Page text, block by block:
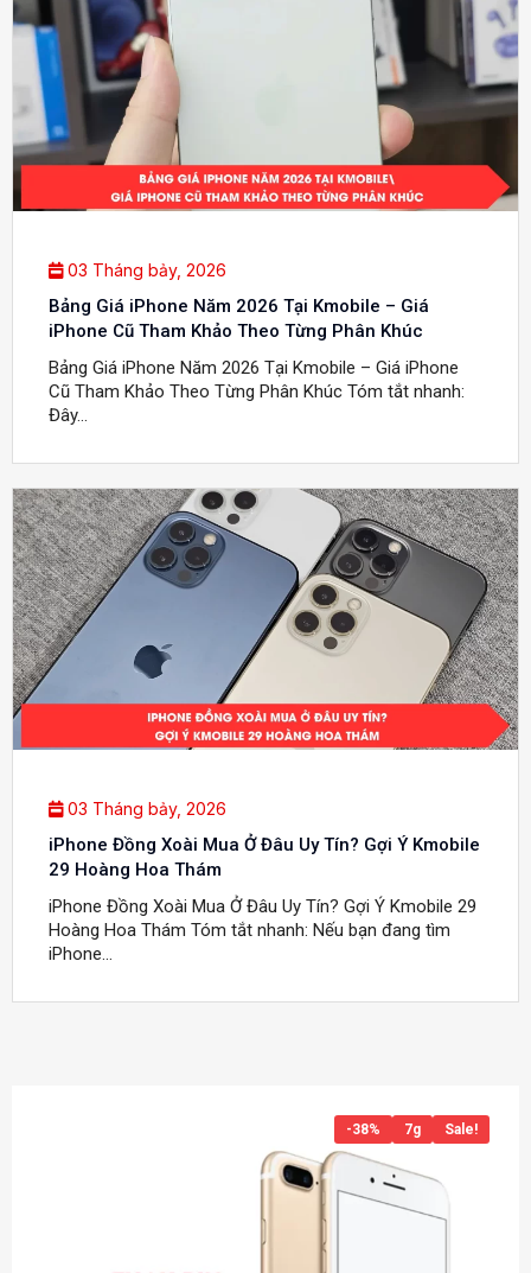
03 Tháng bảy, 2026
Bảng Giá iPhone Năm 2026 Tại Kmobile – Giá
iPhone Cũ Tham Khảo Theo Từng Phân Khúc
Bảng Giá iPhone Năm 2026 Tại Kmobile – Giá iPhone
Cũ Tham Khảo Theo Từng Phân Khúc Tóm tắt nhanh:
Đây...
03 Tháng bảy, 2026
iPhone Đồng Xoài Mua Ở Đâu Uy Tín? Gợi Ý Kmobile
29 Hoàng Hoa Thám
iPhone Đồng Xoài Mua Ở Đâu Uy Tín? Gợi Ý Kmobile 29
Hoàng Hoa Thám Tóm tắt nhanh: Nếu bạn đang tìm
iPhone...
-38% 7g Sale!